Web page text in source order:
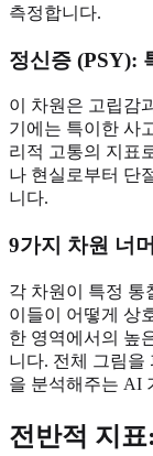
측정합니다.
정신증 (PSY):
이 차원은 고립감
기에는 특이한 사
리적 고통의 지표
나 현실로부터 단
니다.
9가지 차원 너
각 차원이 특정 통
이들이 어떻게 상
한 영역에서의 높
니다. 전체 그림을
을 분석해주는 AI
전반적 지표